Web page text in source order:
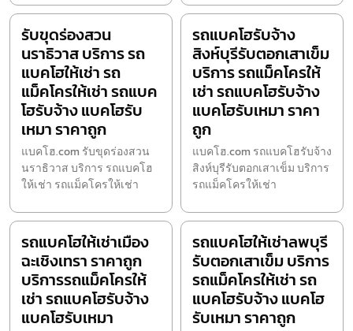
รับขุดร่องสวน
นราธิวาส บริการ รถ
แบคโฮให้เช่า รถ
แม็คโครให้เช่า รถแบค
โฮรับจ้าง แบคโฮรับ
เหมา ราคาถูก
แบคโฮ.com รับขุดร่องสวน
นราธิวาส บริการ รถแบคโฮ
ให้เช่า รถแม็คโครให้เช่า
รถแบคโฮรับจ้าง
สิงห์บุรีรับตอกเสาเข็ม
บริการ รถแม็คโครให้
เช่า รถแบคโฮรับจ้าง
แบคโฮรับเหมา ราคา
ถูก
แบคโฮ.com รถแบคโฮรับจ้าง
สิงห์บุรีรับตอกเสาเข็ม บริการ
รถแม็คโครให้เช่า
รถแบคโฮให้เช่าเมือง
ฉะเชิงเทรา ราคาถูก
บริการรถแม็คโครให้
เช่า รถแบคโฮรับจ้าง
แบคโฮรับเหมา
รถแบคโฮให้เช่าลพบุรี
รับตอกเสาเข็ม บริการ
รถแม็คโครให้เช่า รถ
แบคโฮรับจ้าง แบคโฮ
รับเหมา ราคาถูก